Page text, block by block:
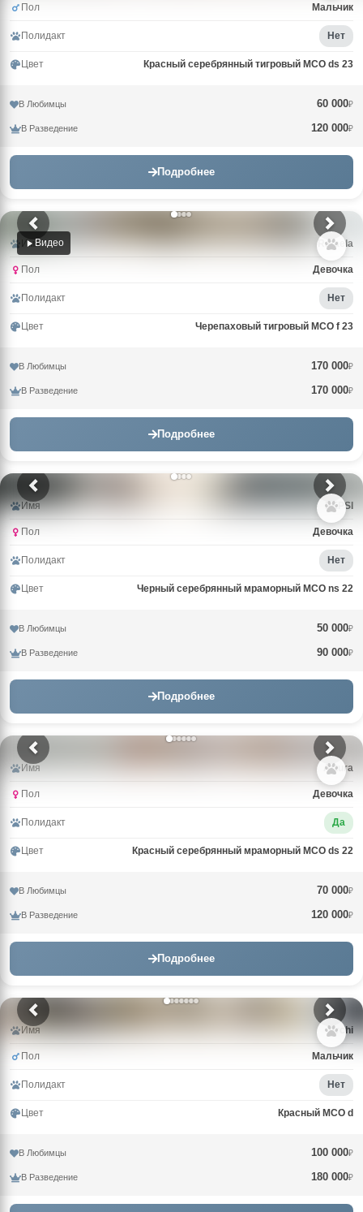
Пол Мальчик
Полидакт Нет
Цвет Красный серебрянный тигровый MCO ds 23
В Любимцы 60 000₽
В Разведение 120 000₽
Подробнее
Видео
Имя Rafaela
Пол Девочка
Полидакт Нет
Цвет Черепаховый тигровый MCO f 23
В Любимцы 170 000₽
В Разведение 170 000₽
Подробнее
Имя PEPSI
Пол Девочка
Полидакт Нет
Цвет Черный серебрянный мраморный MCO ns 22
В Любимцы 50 000₽
В Разведение 90 000₽
Подробнее
Имя Arturа
Пол Девочка
Полидакт Да
Цвет Красный серебрянный мраморный MCO ds 22
В Любимцы 70 000₽
В Разведение 120 000₽
Подробнее
Имя Archi
Пол Мальчик
Полидакт Нет
Цвет Красный MCO d
В Любимцы 100 000₽
В Разведение 180 000₽